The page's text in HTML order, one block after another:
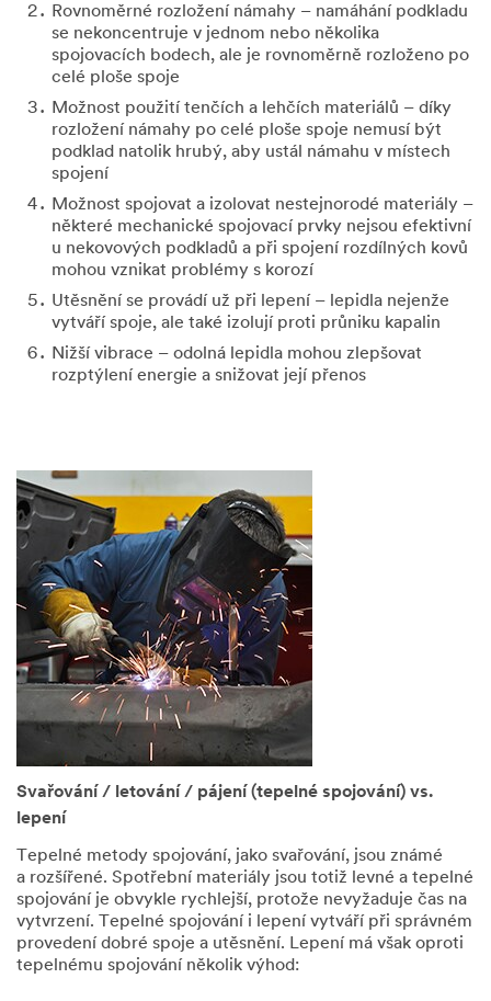
Firemní
mailová
Zpráva
Jméno
Pracov
telefon
ní číslo
Společn
ost
PSČ
Město
Země
Rovnoměrné rozložení námahy – namáhání podkladu
se nekoncentruje v jednom nebo několika
spojovacích bodech, ale je rovnoměrně rozloženo po
celé ploše spoje
Možnost použití tenčích a lehčích materiálů – díky
rozložení námahy po celé ploše spoje nemusí být
podklad natolik hrubý, aby ustál námahu v místech
spojení
Možnost spojovat a izolovat nestejnorodé materiály –
některé mechanické spojovací prvky nejsou efektivní
u nekovových podkladů a při spojení rozdílných kovů
mohou vznikat problémy s korozí
Utěsnění se provádí už při lepení – lepidla nejenže
vytváří spoje, ale také izolují proti průniku kapalin
Nižší vibrace – odolná lepidla mohou zlepšovat
rozptýlení energie a snižovat její přenos
Svařování / letování / pájení (tepelné spojování) vs.
lepení
Tepelné metody spojování, jako svařování, jsou známé
a rozšířené. Spotřební materiály jsou totiž levné a tepelné
spojování je obvykle rychlejší, protože nevyžaduje čas na
vytvrzení. Tepelné spojování i lepení vytváří při správném
provedení dobré spoje a utěsnění. Lepení má však oproti
tepelnému spojování několik výhod: